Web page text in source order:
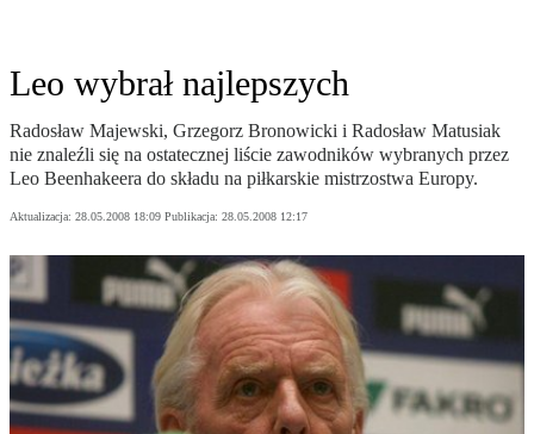
Leo wybrał najlepszych
Radosław Majewski, Grzegorz Bronowicki i Radosław Matusiak
nie znaleźli się na ostatecznej liście zawodników wybranych przez
Leo Beenhakeera do składu na piłkarskie mistrzostwa Europy.
Aktualizacja: 28.05.2008 18:09 Publikacja: 28.05.2008 12:17